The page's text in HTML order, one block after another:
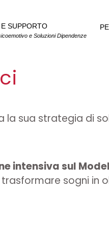
SUPPORTO
e Soluzioni Dipendenze
la sua strategia di
intensiva sul
sogni in